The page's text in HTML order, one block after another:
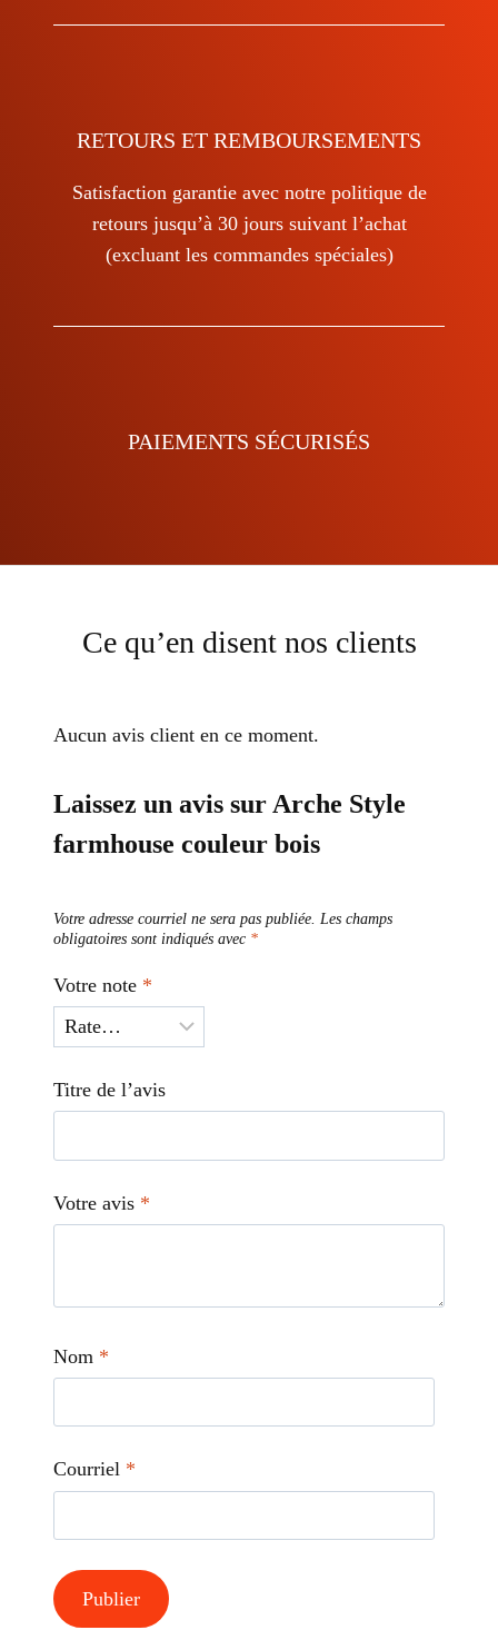
RETOURS ET REMBOURSEMENTS
Satisfaction garantie avec notre politique de
retours jusqu’à 30 jours suivant l’achat
(excluant les commandes spéciales)
PAIEMENTS SÉCURISÉS
Ce qu’en disent nos clients
Aucun avis client en ce moment.
Laissez un avis sur Arche Style
farmhouse couleur bois
Votre adresse courriel ne sera pas publiée. Les champs
obligatoires sont indiqués avec *
Votre note *
Titre de l’avis
Votre avis *
Nom *
Courriel *